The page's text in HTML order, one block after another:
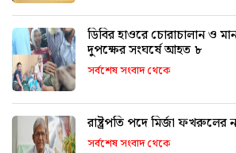
ডিবির হাওরে চোরাচালান ও
দুপক্ষের সংঘর্ষে আহত ৮
সর্বশেষ সংবাদ থেকে
রাষ্ট্রপতি পদে মির্জা ফখরুলের
সর্বশেষ সংবাদ থেকে